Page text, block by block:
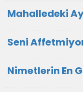
Mahalledeki
Seni
Nimetlerin En